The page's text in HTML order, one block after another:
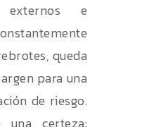
e
queda
para una
de riesgo.